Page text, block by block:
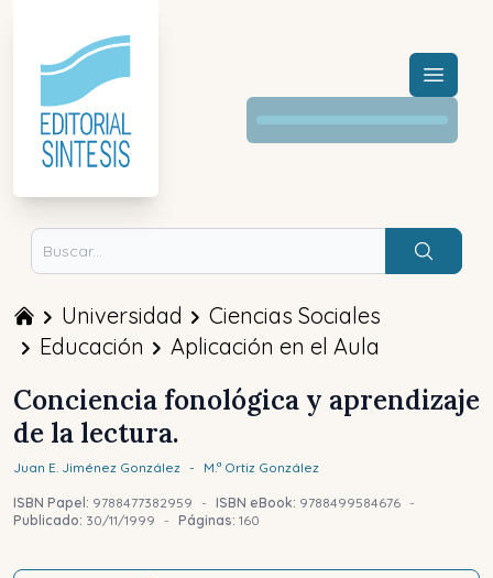
Menú
Buscar
Universidad
Ciencias Sociales
Educación
Aplicación en el Aula
Conciencia fonológica y aprendizaje
de la lectura.
Juan E. Jiménez González - M.ª Ortiz González
ISBN Papel: 9788477382959 - ISBN eBook: 9788499584676 -
Publicado: 30/11/1999 - Páginas: 160